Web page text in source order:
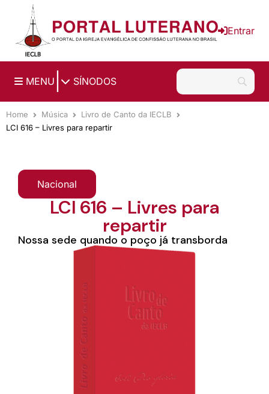
Ir para o conteúdo principal
Entrar
MENU SÍNODOS
Home Música
Livro de Canto da IECLB
LCI 616 – Livres para repartir
Nacional
LCI 616 – Livres para
repartir
Nossa sede quando o poço já transborda